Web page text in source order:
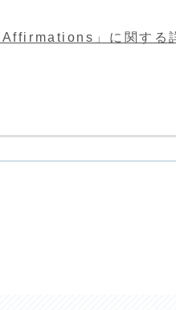
」に関する